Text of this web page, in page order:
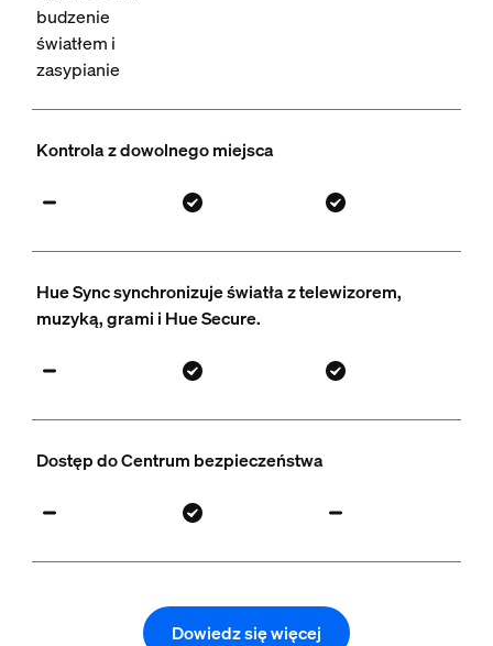
budzenie
światłem i
zasypianie
Kontrola z dowolnego miejsca
Hue Sync synchronizuje światła z telewizorem,
muzyką, grami i Hue Secure.
Dostęp do Centrum bezpieczeństwa
Dowiedz się więcej